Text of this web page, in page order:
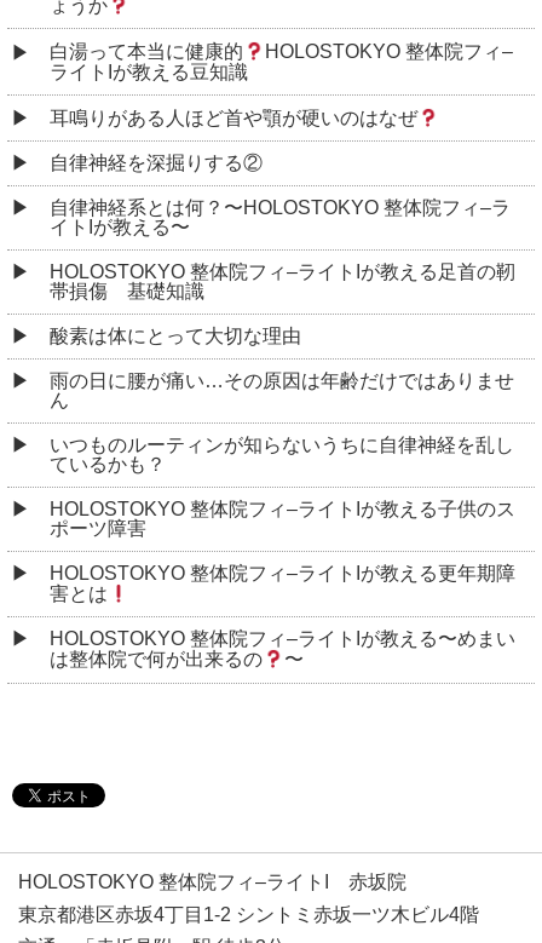
ょうか
白湯って本当に健康的
HOLOSTOKYO 整体院フィ–
ライトIが教える豆知識
耳鳴りがある人ほど首や顎が硬いのはなぜ
自律神経を深掘りする②
自律神経系とは何？〜HOLOSTOKYO 整体院フィ–ラ
イトIが教える〜
HOLOSTOKYO 整体院フィ–ライトIが教える足首の靭
帯損傷 基礎知識
酸素は体にとって大切な理由
雨の日に腰が痛い…その原因は年齢だけではありませ
ん
いつものルーティンが知らないうちに自律神経を乱し
ているかも？
HOLOSTOKYO 整体院フィ–ライトIが教える子供のス
ポーツ障害
HOLOSTOKYO 整体院フィ–ライトIが教える更年期障
害とは
HOLOSTOKYO 整体院フィ–ライトIが教える〜めまい
は整体院で何が出来るの
〜
HOLOSTOKYO 整体院フィ–ライトI 赤坂院
東京都港区赤坂4丁目1-2 シントミ赤坂一ツ木ビル4階